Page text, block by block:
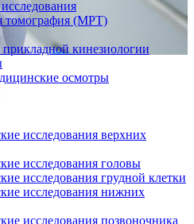
томография (МРТ)
кинезиологии
осмотры
исследования верхних
исследования головы
исследования грудной клетки
исследования нижних
исследования позвоночника